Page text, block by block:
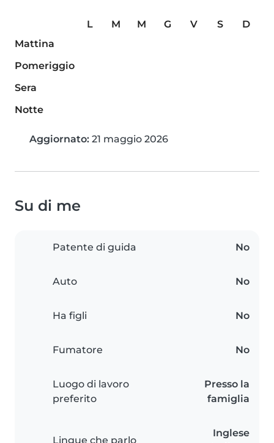
L M M G V S
D
Mattina
Pomeriggio
Sera
Notte
Aggiornato: 21 maggio 2026
Su di me
Patente di guida No
Auto No
Ha figli No
Fumatore No
Luogo di lavoro
preferito
Presso la
famiglia
Lingue che parlo
Inglese